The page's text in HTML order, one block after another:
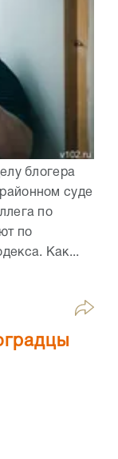
блогера
суде
по
по
Как...